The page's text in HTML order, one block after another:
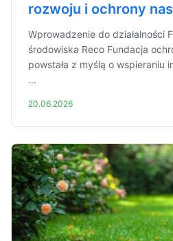
rozwoju i ochrony
Wprowadzenie do działalności
środowiska Reco Fundacja
powstała z myślą o wspieraniu
...
20.06.2026